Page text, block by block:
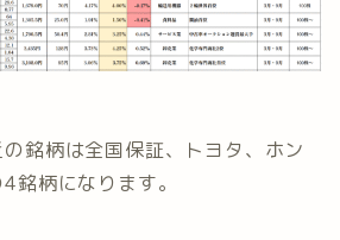
銘柄は全国保証、トヨタ、ホン
銘柄になります。